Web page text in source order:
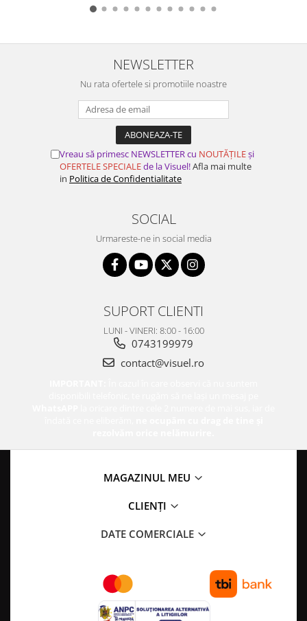
NEWSLETTER
Nu rata ofertele si promotiile noastre
Vreau să primesc NEWSLETTER cu NOUTĂȚILEși
OFERTELE SPECIALEde la Visuel!Afla mai multe
in Politica de Confidentialitate
SOCIAL
Urmareste-ne in social media
SUPORT CLIENTI
LUNI - VINERI: 8:00 - 16:00
0743199979
contact@visuel.ro
MAGAZINUL MEU
CLIENȚI
DATE COMERCIALE